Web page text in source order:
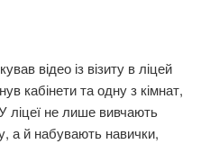
відео із візиту в ліцей
кабінети та одну з кімнат,
ліцеї не лише вивчають
а й набувають навички,